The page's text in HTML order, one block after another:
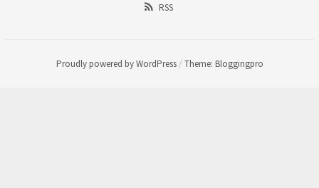
RSS
Proudly powered by WordPress / Theme: Bloggingpro